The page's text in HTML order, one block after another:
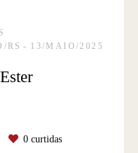
RS
13/MAIO/2025
0curtidas